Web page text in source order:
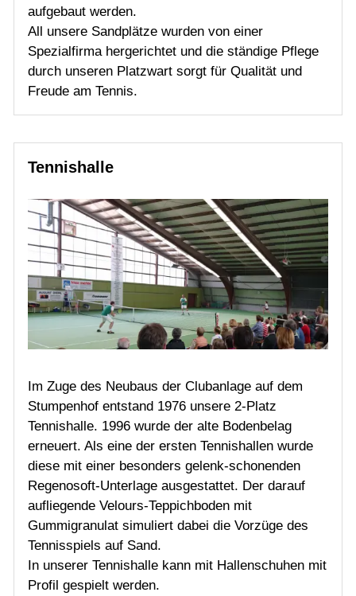
aufgebaut werden.
All unsere Sandplätze wurden von einer
Spezialfirma hergerichtet und die ständige Pflege
durch unseren Platzwart sorgt für Qualität und
Freude am Tennis.
Tennishalle
Im Zuge des Neubaus der Clubanlage auf dem
Stumpenhof entstand 1976 unsere 2-Platz
Tennishalle. 1996 wurde der alte Bodenbelag
erneuert. Als eine der ersten Tennishallen wurde
diese mit einer besonders gelenk-schonenden
Regenosoft-Unterlage ausgestattet. Der darauf
aufliegende Velours-Teppichboden mit
Gummigranulat simuliert dabei die Vorzüge des
Tennisspiels auf Sand.
In unserer Tennishalle kann mit Hallenschuhen mit
Profil gespielt werden.